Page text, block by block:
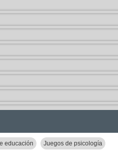
educación Juegos de psicología